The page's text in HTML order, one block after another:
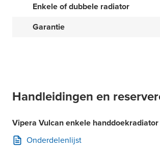
Enkele of dubbele radiator
Garantie
Handleidingen en
Vipera Vulcan enkele
Onderdelenlijst